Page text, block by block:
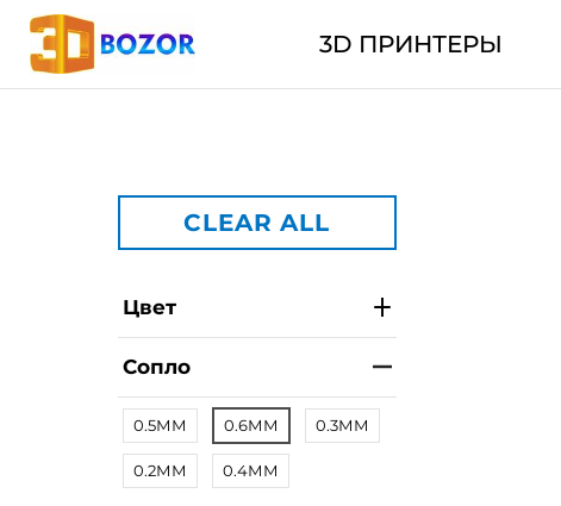
3D ПРИНТЕРЫ
CLEAR ALL
Цвет
Сопло
0.5ММ 0.6ММ 0.3ММ
0.2ММ 0.4ММ